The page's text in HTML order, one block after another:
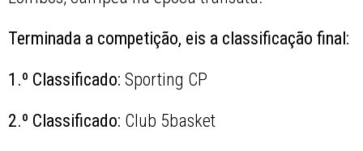
Terminada a competição, eis a classificação final:
1.º Classificado: Sporting CP
2.º Classificado: Club 5basket